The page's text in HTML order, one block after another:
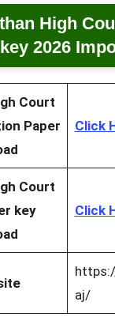
High
2026
Court
Paper
Click
Court
key
Click
aj/